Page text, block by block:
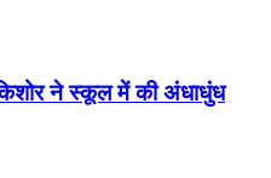
किशोर ने स्कूल में की अंधाधुंध